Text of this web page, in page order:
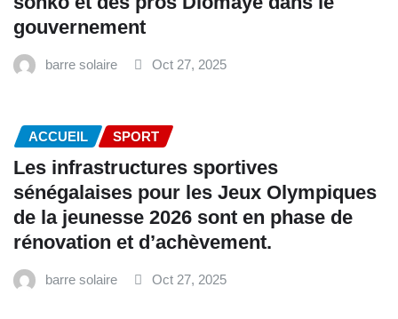
gouvernement
barre solaire Oct 27, 2025
ACCUEIL SPORT
Les infrastructures sportives
sénégalaises pour les Jeux Olympiques
de la jeunesse 2026 sont en phase de
rénovation et d’achèvement.
barre solaire Oct 27, 2025